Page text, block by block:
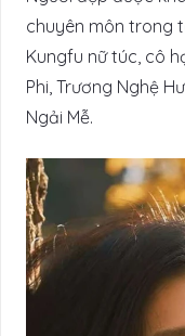
chuyên môn trong
Kungfu nữ túc, cô
Phi, Trương Nghệ
Ngải Mễ.